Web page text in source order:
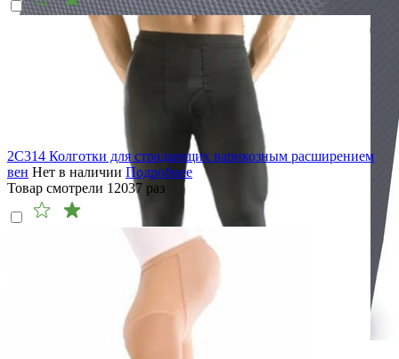
2C314 Колготки для страдающих варикозным расширением
вен Нет в наличии Подробнее
Товар смотрели 12037 раз